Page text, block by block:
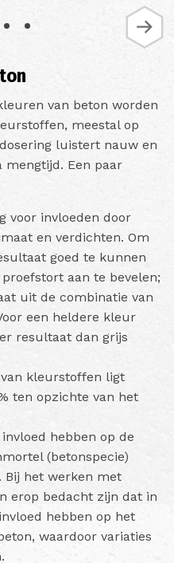
van beton worden
meestal op
luistert nauw en
mengtijd. Een paar
voor invloeden door
en verdichten. Om
goed te kunnen
aan te bevelen;
uit de combinatie van
een heldere kleur
resultaat dan grijs
kleurstoffen ligt
ten opzichte van het
hebben op de
(betonspecie)
Bij het werken met
erop bedacht zijn dat in
hebben op het
waardoor variaties